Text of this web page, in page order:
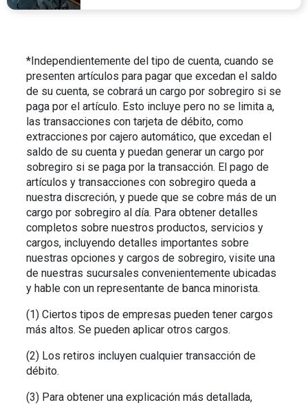
*Independientemente del tipo de cuenta, cuando se
presenten artículos para pagar que excedan el saldo
de su cuenta, se cobrará un cargo por sobregiro si se
paga por el artículo. Esto incluye pero no se limita a,
las transacciones con tarjeta de débito, como
extracciones por cajero automático, que excedan el
saldo de su cuenta y puedan generar un cargo por
sobregiro si se paga por la transacción. El pago de
artículos y transacciones con sobregiro queda a
nuestra discreción, y puede que se cobre más de un
cargo por sobregiro al día. Para obtener detalles
completos sobre nuestros productos, servicios y
cargos, incluyendo detalles importantes sobre
nuestras opciones y cargos de sobregiro, visite una
de nuestras sucursales convenientemente ubicadas
y hable con un representante de banca minorista.
(1) Ciertos tipos de empresas pueden tener cargos
más altos. Se pueden aplicar otros cargos.
(2) Los retiros incluyen cualquier transacción de
débito.
(3) Para obtener una explicación más detallada,